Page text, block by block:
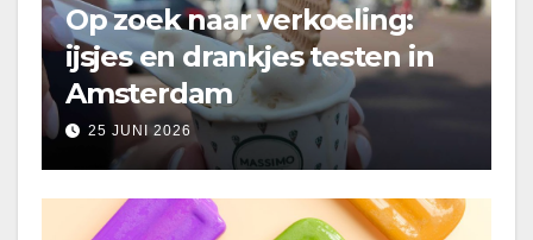
Op zoek naar verkoeling:
ijsjes en drankjes testen in
Amsterdam
25 JUNI 2026